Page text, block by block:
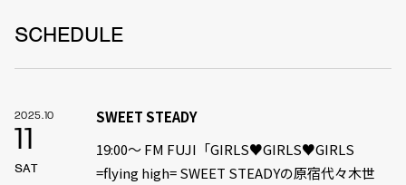
SCHEDULE
2025.10
11
SAT
SWEET STEADY
19:00〜 FM FUJI「GIRLS♥GIRLS♥GIRLS
=flying high= SWEET STEADYの原宿代々木世